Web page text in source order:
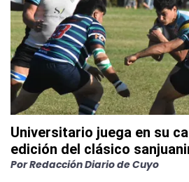
Universitario juega en su
edición del clásico
PorRedacción Diario de Cuyo